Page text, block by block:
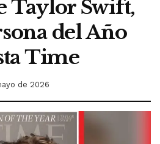
Taylor Swift,
del Año
Time
de 2026